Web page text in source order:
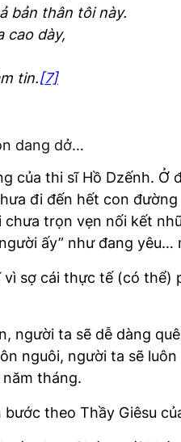
bản thân tôi này.
cao dày,
tin.[7]
dang dở…
của thi sĩ Hồ Dzếnh. Ở
đi đến hết con
chưa trọn vẹn nối kết
ấy” như đang
sợ cái thực tế (có thể)
người ta sẽ dễ dàng
nguôi, người ta sẽ
tháng.
bước theo Thầy Giêsu